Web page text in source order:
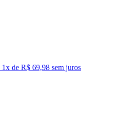
1x de R$ 69,98 sem juros